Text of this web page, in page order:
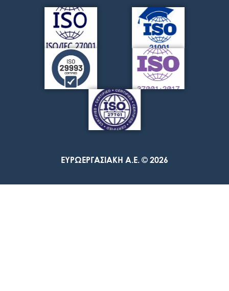
ΕΥΡΩΕΡΓΑΣΙΑΚΗ A.E. © 2026